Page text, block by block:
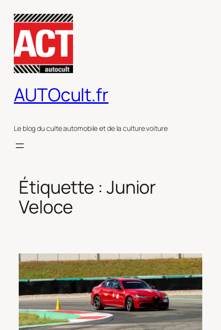
contenu
AUTOcult.fr
Le blog du culte automobile et de la culture voiture
Étiquette : Junior
Veloce